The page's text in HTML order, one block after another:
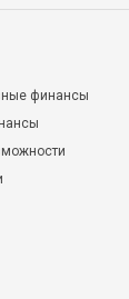
финансы